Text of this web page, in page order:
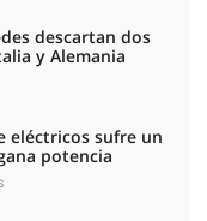
descartan dos
y Alemania
eléctricos sufre un
potencia